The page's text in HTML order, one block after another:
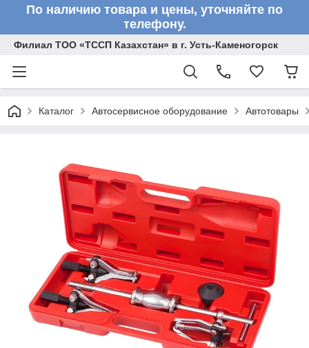
По наличию товара и цены, уточняйте по
телефону.
Филиал ТОО «ТССП Казахстан» в г. Усть-Каменогорск
Каталог Автосервисное оборудование Автотовары